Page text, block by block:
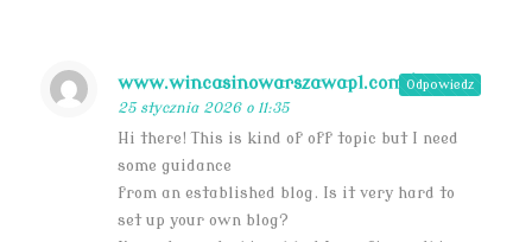
www.wincasinowarszawapl.com/ pisze:
25 stycznia 2026 o 11:35
Hi there! This is kind of off topic but I need
some guidance
from an established blog. Is it very hard to
set up your own blog?
Odpowiedz